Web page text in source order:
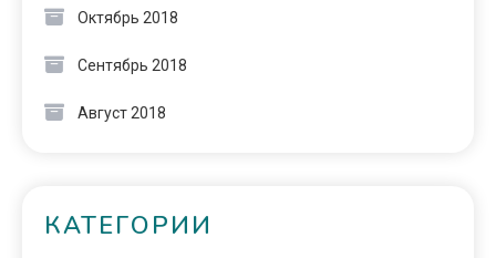
Октябрь 2018
Сентябрь 2018
Август 2018
КАТЕГОРИИ